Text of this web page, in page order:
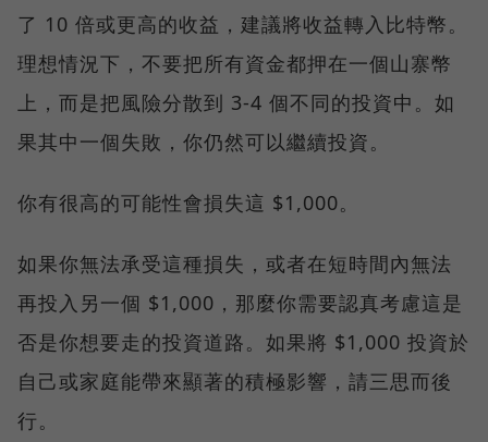
了 10 倍或更高的收益，建議將收益轉入比特幣。
理想情況下，不要把所有資金都押在一個山寨幣
上，而是把風險分散到 3-4 個不同的投資中。如
果其中一個失敗，你仍然可以繼續投資。
你有很高的可能性會損失這 $1,000。
如果你無法承受這種損失，或者在短時間內無法
再投入另一個 $1,000，那麼你需要認真考慮這是
否是你想要走的投資道路。如果將 $1,000 投資於
自己或家庭能帶來顯著的積極影響，請三思而後
行。